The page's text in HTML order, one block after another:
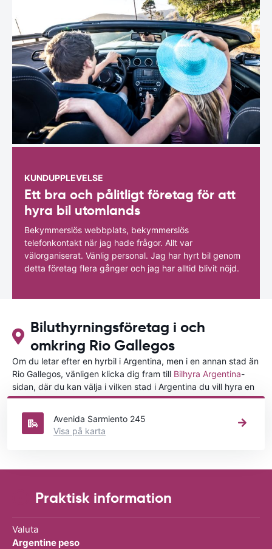
KUNDUPPLEVELSE
Ett bra och pålitligt företag för att
hyra bil utomlands
Bekymmerslös webbplats, bekymmerslös
telefonkontakt när jag hade frågor. Allt var
välorganiserat. Vänlig personal. Jag har hyrt bil genom
detta företag flera gånger och jag har alltid blivit nöjd.
Biluthyrningsföretag i och
omkring Rio Gallegos
Om du letar efter en hyrbil i Argentina, men i en annan stad än
Rio Gallegos, vänligen klicka dig fram till Bilhyra Argentina-
sidan, där du kan välja i vilken stad i Argentina du vill hyra en
bil.
Avenida Sarmiento 245
Visa på karta
Praktisk information
Valuta
Argentine peso